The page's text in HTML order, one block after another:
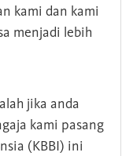
kami dan kami
menjadi lebih
jika anda
kami pasang
(KBBI) ini